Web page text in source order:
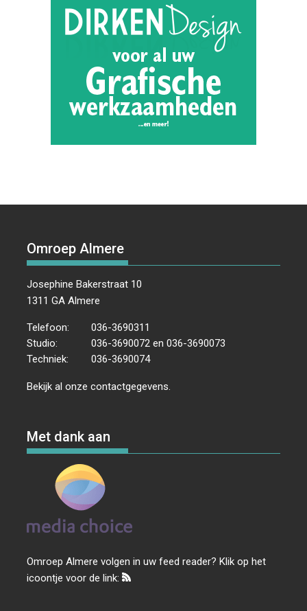
Omroep Almere
Josephine Bakerstraat 10
1311 GA Almere
Telefoon:
036-3690311
Studio:
036-3690072 en 036-3690073
Techniek:
036-3690074
Bekijk al onzecontactgegevens
Met dank aan
Omroep Almere volgen in uw feed reader? Klik op het
icoontje voor de link: